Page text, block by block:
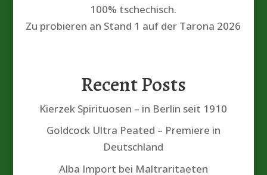
100% tschechisch.
Zu probieren an Stand 1 auf der Tarona 2026
Recent Posts
Kierzek Spirituosen – in Berlin seit 1910
Goldcock Ultra Peated – Premiere in
Deutschland
Alba Import bei Maltraritaeten